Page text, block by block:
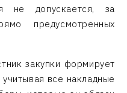
не допускается, за
предусмотренных
закупки формирует
все накладные